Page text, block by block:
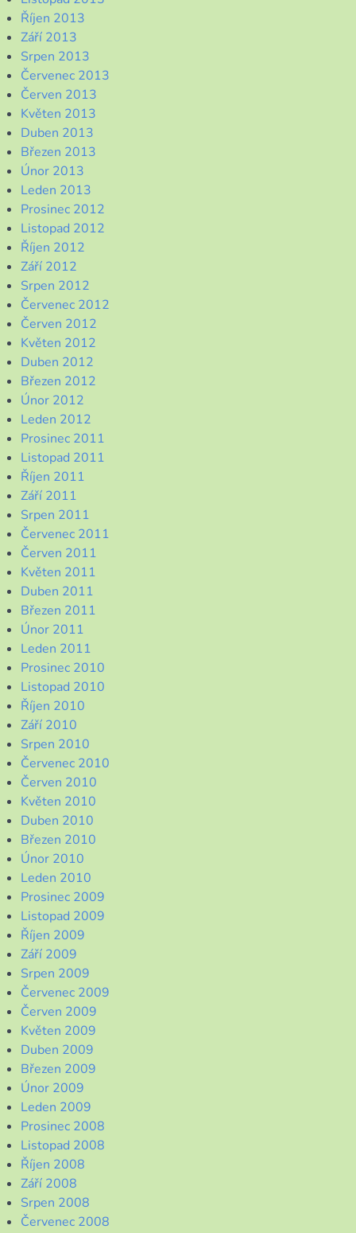
Říjen 2013
Září 2013
Srpen 2013
Červenec 2013
Červen 2013
Květen 2013
Duben 2013
Březen 2013
Únor 2013
Leden 2013
Prosinec 2012
Listopad 2012
Říjen 2012
Září 2012
Srpen 2012
Červenec 2012
Červen 2012
Květen 2012
Duben 2012
Březen 2012
Únor 2012
Leden 2012
Prosinec 2011
Listopad 2011
Říjen 2011
Září 2011
Srpen 2011
Červenec 2011
Červen 2011
Květen 2011
Duben 2011
Březen 2011
Únor 2011
Leden 2011
Prosinec 2010
Listopad 2010
Říjen 2010
Září 2010
Srpen 2010
Červenec 2010
Červen 2010
Květen 2010
Duben 2010
Březen 2010
Únor 2010
Leden 2010
Prosinec 2009
Listopad 2009
Říjen 2009
Září 2009
Srpen 2009
Červenec 2009
Červen 2009
Květen 2009
Duben 2009
Březen 2009
Únor 2009
Leden 2009
Prosinec 2008
Listopad 2008
Říjen 2008
Září 2008
Srpen 2008
Červenec 2008